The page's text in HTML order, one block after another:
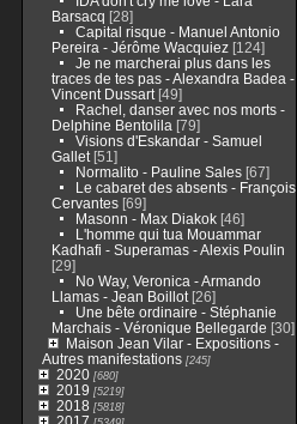
Barsacq [28]
Capital risque - Manuel Antonio
Pereira - Jérôme Wacquiez[124]
Je ne marcherai plus dans les
traces de tes pas - Alexandra Badea -
Vincent Dussart[49]
Rachel, danser avec nos morts -
Delphine Bentolila [79]
Visions d'Eskandar - Samuel
Gallet[51]
Normalito - Pauline Sales[67]
Le cabaret des absents - François
Cervantes[69]
Masonn - Max Diakok[46]
L'homme qui tua Mouammar
Kadhafi - Superamas - Alexis Poulin
[29]
No Way, Veronica - Armando
Llamas - Jean Boillot[26]
Une bête ordinaire - Stéphanie
Marchais - Véronique Bellegarde [30]
Maison Jean Vilar - Expositions -
Autres manifestations[245]
2020[680]
2019 [5219]
2018 [5818]